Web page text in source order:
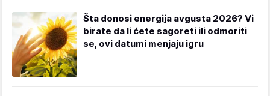
Šta donosi energija avgusta 2026? Vi
birate da li ćete sagoreti ili odmoriti
se, ovi datumi menjaju igru